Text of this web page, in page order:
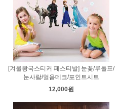
[겨울왕국스티커 페스티발] 눈꽃/루돌프/
눈사람/얼음데코/포인트시트
12,000원